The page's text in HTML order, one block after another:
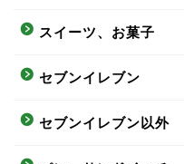
スイーツ、お菓子
セブンイレブン
セブンイレブン以外